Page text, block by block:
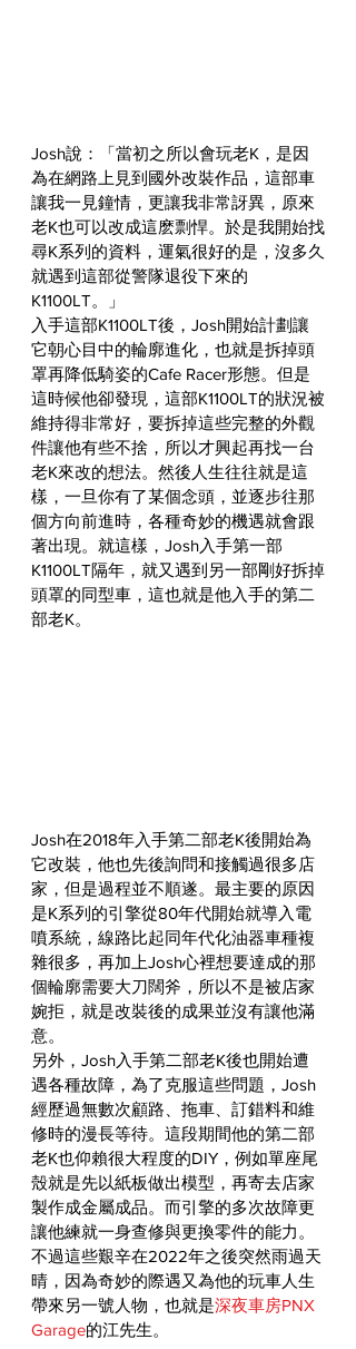
Josh說：「當初之所以會玩老K，是因
為在網路上見到國外改裝作品，這部車
讓我一見鐘情，更讓我非常訝異，原來
老K也可以改成這麽剽悍。於是我開始找
尋K系列的資料，運氣很好的是，沒多久
就遇到這部從警隊退役下來的
K1100LT。」
入手這部K1100LT後，Josh開始計劃讓
它朝心目中的輪廓進化，也就是拆掉頭
罩再降低騎姿的Cafe Racer形態。但是
這時候他卻發現，這部K1100LT的狀況被
維持得非常好，要拆掉這些完整的外觀
件讓他有些不捨，所以才興起再找一台
老K來改的想法。然後人生往往就是這
樣，一旦你有了某個念頭，並逐步往那
個方向前進時，各種奇妙的機遇就會跟
著出現。就這樣，Josh入手第一部
K1100LT隔年，就又遇到另一部剛好拆掉
頭罩的同型車，這也就是他入手的第二
部老K。
Josh在2018年入手第二部老K後開始為
它改裝，他也先後詢問和接觸過很多店
家，但是過程並不順遂。最主要的原因
是K系列的引擎從80年代開始就導入電
噴系統，線路比起同年代化油器車種複
雜很多，再加上Josh心裡想要達成的那
個輪廓需要大刀闊斧，所以不是被店家
婉拒，就是改裝後的成果並沒有讓他滿
意。
另外，Josh入手第二部老K後也開始遭
遇各種故障，為了克服這些問題，Josh
經歷過無數次顧路、拖車、訂錯料和維
修時的漫長等待。這段期間他的第二部
老K也仰賴很大程度的DIY，例如單座尾
殼就是先以紙板做出模型，再寄去店家
製作成金屬成品。而引擎的多次故障更
讓他練就一身查修與更換零件的能力。
不過這些艱辛在2022年之後突然雨過天
晴，因為奇妙的際遇又為他的玩車人生
帶來另一號人物，也就是深夜車房PNX
Garage的江先生。